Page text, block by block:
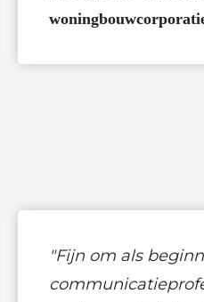
"Fijn om als